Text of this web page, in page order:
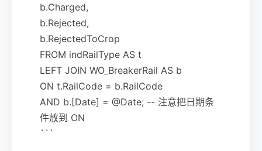
b.Charged,
b.Rejected,
b.RejectedToCrop
FROM indRailType AS t
LEFT JOIN WO_BreakerRail AS b
ON t.RailCode = b.RailCode
AND b.[Date] = @Date; -- 注意把日期条
件放到 ON
```